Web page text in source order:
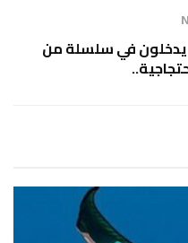
يدخلون في سلسلة من